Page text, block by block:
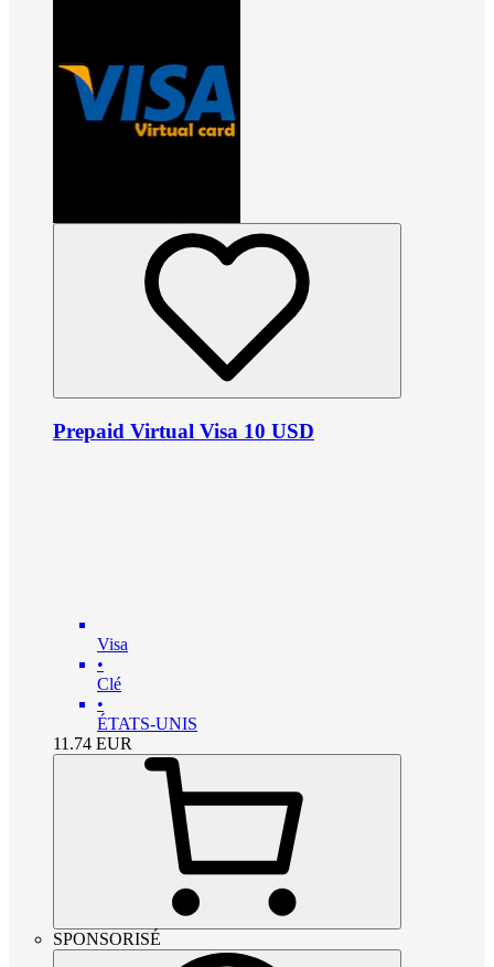
Prepaid Virtual Visa 10 USD
Visa
•
Clé
•
ÉTATS-UNIS
11.74 EUR
SPONSORISÉ